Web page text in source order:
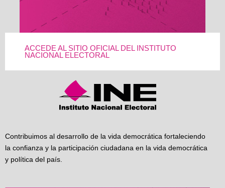
ACCEDE AL SITIO OFICIAL DEL INSTITUTO
NACIONAL ELECTORAL
Contribuimos al desarrollo de la vida democrática fortaleciendo
la confianza y la participación ciudadana en la vida democrática
y política del país.